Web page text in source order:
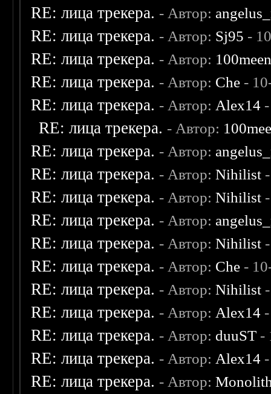
RE: лица трекера. - Автор:
RE: лица трекера. - Автор: Sj95 -
RE: лица трекера. - Автор:
RE: лица трекера. - Автор: Che -
RE: лица трекера. - Автор: Alex14
RE: лица трекера. - Автор:
RE: лица трекера. - Автор:
RE: лица трекера. - Автор:Nihilist
RE: лица трекера. - Автор:Nihilist
RE: лица трекера. - Автор:
RE: лица трекера. - Автор:Nihilist
RE: лица трекера. - Автор: Che -
RE: лица трекера. - Автор:Nihilist
RE: лица трекера. - Автор: Alex14
RE: лица трекера. - Автор: duuST -
RE: лица трекера. - Автор: Alex14
RE: лица трекера. - Автор: